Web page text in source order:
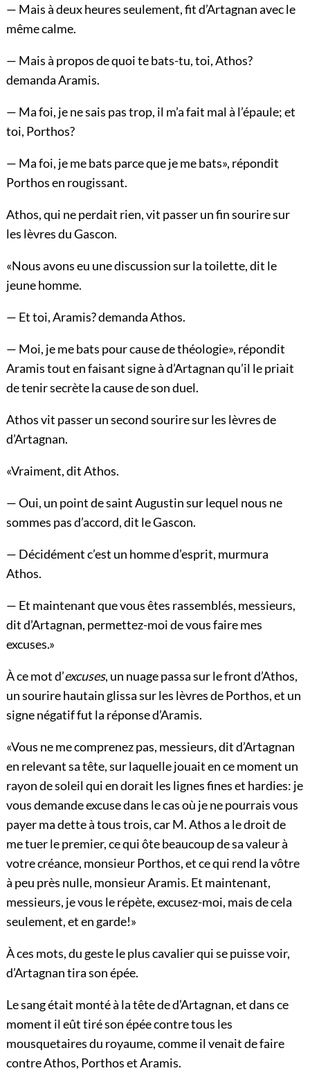
— Mais à deux heures seulement, fit d’Artagnan avec le
même calme.
— Mais à propos de quoi te bats-tu, toi, Athos?
demanda Aramis.
— Ma foi, je ne sais pas trop, il m’a fait mal à l’épaule; et
toi, Porthos?
— Ma foi, je me bats parce que je me bats», répondit
Porthos en rougissant.
Athos, qui ne perdait rien, vit passer un fin sourire sur
les lèvres du Gascon.
«Nous avons eu une discussion sur la toilette, dit le
jeune homme.
— Et toi, Aramis? demanda Athos.
— Moi, je me bats pour cause de théologie», répondit
Aramis tout en faisant signe à d’Artagnan qu’il le priait
de tenir secrète la cause de son duel.
Athos vit passer un second sourire sur les lèvres de
d’Artagnan.
«Vraiment, dit Athos.
— Oui, un point de saint Augustin sur lequel nous ne
sommes pas d’accord, dit le Gascon.
— Décidément c’est un homme d’esprit, murmura
Athos.
— Et maintenant que vous êtes rassemblés, messieurs,
dit d’Artagnan, permettez-moi de vous faire mes
excuses.»
À ce mot d’excuses, un nuage passa sur le front d’Athos,
un sourire hautain glissa sur les lèvres de Porthos, et un
signe négatif fut la réponse d’Aramis.
«Vous ne me comprenez pas, messieurs, dit d’Artagnan
en relevant sa tête, sur laquelle jouait en ce moment un
rayon de soleil qui en dorait les lignes fines et hardies: je
vous demande excuse dans le cas où je ne pourrais vous
payer ma dette à tous trois, car M. Athos a le droit de
me tuer le premier, ce qui ôte beaucoup de sa valeur à
votre créance, monsieur Porthos, et ce qui rend la vôtre
à peu près nulle, monsieur Aramis. Et maintenant,
messieurs, je vous le répète, excusez-moi, mais de cela
seulement, et en garde!»
À ces mots, du geste le plus cavalier qui se puisse voir,
d’Artagnan tira son épée.
Le sang était monté à la tête de d’Artagnan, et dans ce
moment il eût tiré son épée contre tous les
mousquetaires du royaume, comme il venait de faire
contre Athos, Porthos et Aramis.